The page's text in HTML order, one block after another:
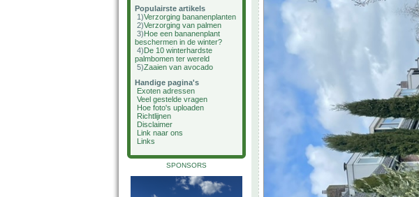
Populairste artikels
1)Verzorging bananenplanten
2)Verzorging van palmen
3)Hoe een bananenplant
beschermen in de winter?
4)De 10 winterhardste
palmbomen ter wereld
5)Zaaien van avocado
Handige pagina's
Exoten adressen
Veel gestelde vragen
Hoe foto's uploaden
Richtlijnen
Disclaimer
Link naar ons
Links
SPONSORS